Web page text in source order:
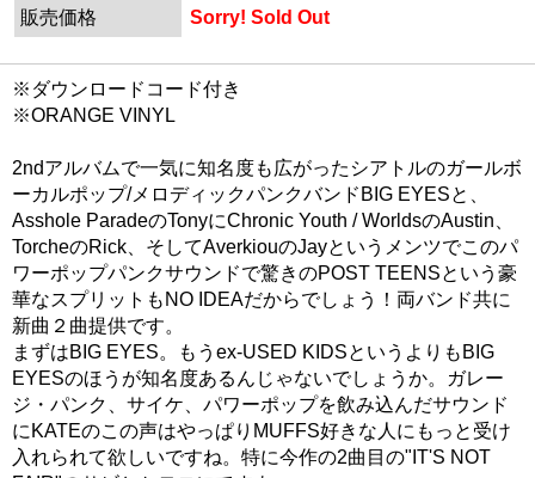
販売価格
Sorry! Sold Out
※ダウンロードコード付き
※ORANGE VINYL
2ndアルバムで一気に知名度も広がったシアトルのガールボ
ーカルポップ/メロディックパンクバンドBIG EYESと、
Asshole ParadeのTonyにChronic Youth / WorldsのAustin、
TorcheのRick、そしてAverkiouのJayというメンツでこのパ
ワーポップパンクサウンドで驚きのPOST TEENSという豪
華なスプリットもNO IDEAだからでしょう！両バンド共に
新曲２曲提供です。
まずはBIG EYES。もうex-USED KIDSというよりもBIG
EYESのほうが知名度あるんじゃないでしょうか。ガレー
ジ・パンク、サイケ、パワーポップを飲み込んだサウンド
にKATEのこの声はやっぱりMUFFS好きな人にもっと受け
入れられて欲しいですね。特に今作の2曲目の"IT'S NOT